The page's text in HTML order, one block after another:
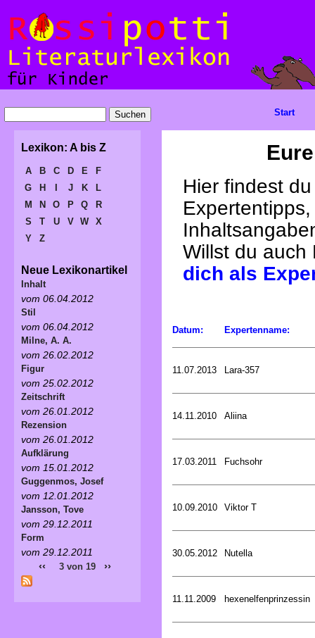
Hier findest
Willst du
dich als
Datum: Expertenname:
11.07.2013 Lara-357
14.11.2010 Aliina
17.03.2011 Fuchsohr
10.09.2010 Viktor T
30.05.2012 Nutella
11.11.2009 hexenelfenprinzessin
Start
Lexikon: A bis Z
A B C D E
F
G
H J K
L
M
N O P Q
R
S
T U V W
X
Y
Z
Neue Lexikonartikel
Inhalt
vom 06.04.2012
Stil
vom 06.04.2012
Milne, A. A.
vom 26.02.2012
Figur
vom 25.02.2012
Zeitschrift
vom 26.01.2012
Rezension
vom 26.01.2012
Aufklärung
vom 15.01.2012
Guggenmos, Josef
vom 12.01.2012
Jansson, Tove
vom 29.12.2011
Form
vom 29.12.2011
‹‹ 3 von 19 ››